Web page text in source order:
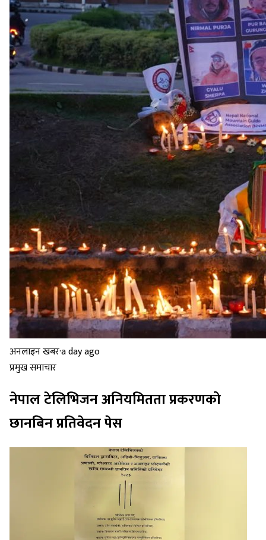
अनलाइन खबर·a day ago
प्रमुख समाचार
नेपाल टेलिभिजन अनियमितता प्रकरणको
छानबिन प्रतिवेदन पेस